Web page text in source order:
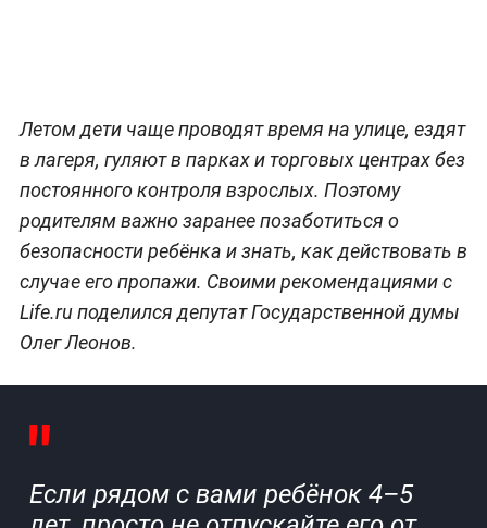
Летом дети чаще проводят время на улице, ездят
в лагеря, гуляют в парках и торговых центрах без
постоянного контроля взрослых. Поэтому
родителям важно заранее позаботиться о
безопасности ребёнка и знать, как действовать в
случае его пропажи. Своими рекомендациями с
Life.ru поделился депутат Государственной думы
Олег Леонов.
Если рядом с вами ребёнок 4–5